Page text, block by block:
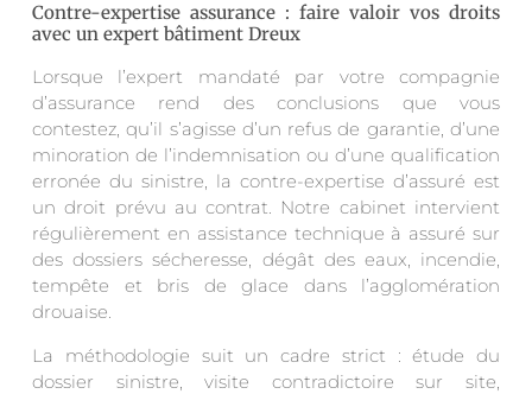
Contre-expertise assurance : faire valoir vos droits
avec un expert bâtiment Dreux
Lorsque l’expert mandaté par votre compagnie
d’assurance rend des conclusions que vous
contestez, qu’il s’agisse d’un refus de garantie, d’une
minoration de l’indemnisation ou d’une qualification
erronée du sinistre, la contre-expertise d’assuré est
un droit prévu au contrat. Notre cabinet intervient
régulièrement en assistance technique à assuré sur
des dossiers sécheresse, dégât des eaux, incendie,
tempête et bris de glace dans l’agglomération
drouaise.
La méthodologie suit un cadre strict : étude du
dossier sinistre, visite contradictoire sur site,